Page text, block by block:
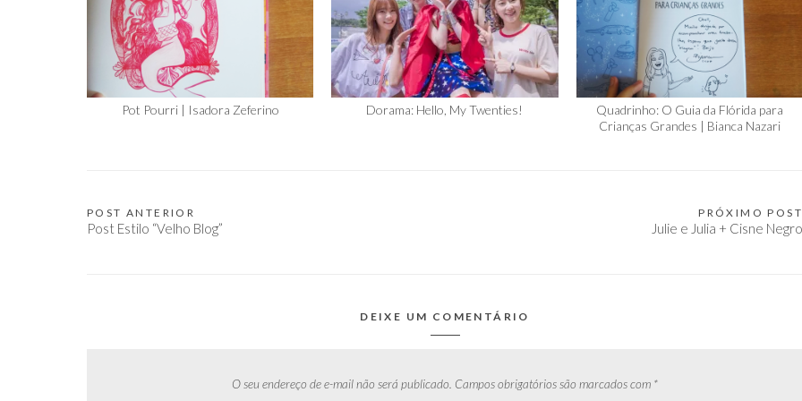
Pot Pourri | Isadora Zeferino Dorama: Hello, My Twenties!
Quadrinho: O Guia da Flórida para
Crianças Grandes | Bianca Nazari
Navegação
POST ANTERIOR
Post Estilo “Velho Blog”
PRÓXIMO POST
Julie e Julia + Cisne Negro
DEIXE UM COMENTÁRIO
O seu endereço de e-mail não será publicado. Campos obrigatórios são marcados com *